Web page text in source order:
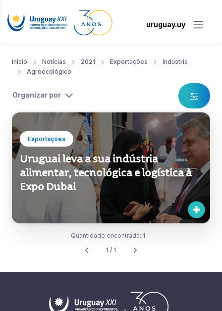
uruguay.uy
Início Notícias 2021 Exportações
Indústria
Agroecológico
Organizar por
Exportações
Uruguai leva a sua indústria
alimentar, tecnológica e logística à
Expo Dubai
Quantidade encontrada: 1
1 / 1